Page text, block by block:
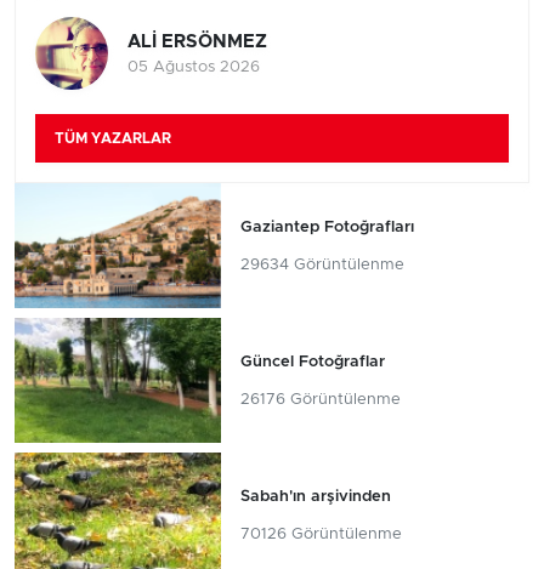
ALİ ERSÖNMEZ
05 Ağustos 2026
TÜM YAZARLAR
Gaziantep Fotoğrafları
29634 Görüntülenme
Güncel Fotoğraflar
26176 Görüntülenme
Sabah'ın arşivinden
70126 Görüntülenme